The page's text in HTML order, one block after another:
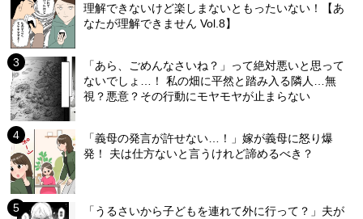
理解できないけど楽しまないともったいない！【あ
なたが理解できません Vol.8】
「あら、ごめんなさいね？」って絶対悪いと思って
ないでしょ…！ 私の畑に平然と踏み入る隣人…無
視？悪意？その行動にモヤモヤが止まらない
「義母の発言が許せない…！」嫁が義母に怒り爆
発！ 夫は仕方ないと言うけれど諦めるべき？
「うるさいから子どもを連れて外に行って？」夫が